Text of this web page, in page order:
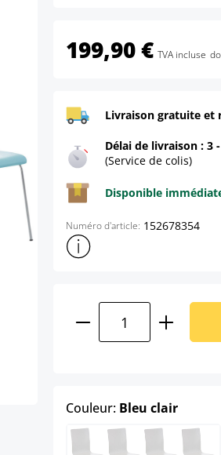
199,90 € TVA incluse
Livraison gratuite et
Délai de livraison : 3
(Service de colis)
Disponible
Numéro d'article: 152678354
Afficher plus d'informations
Quantité de
Couleur: Bleu clairselect